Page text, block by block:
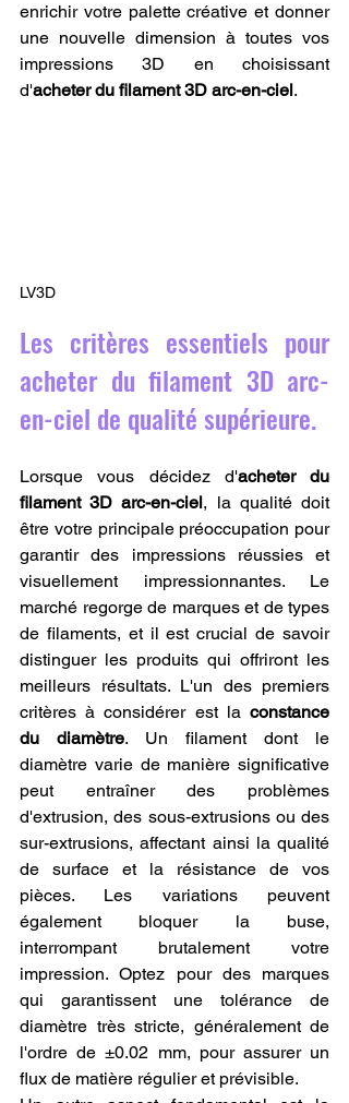
enrichir votre palette créative et donner
une nouvelle dimension à toutes vos
impressions 3D en choisissant
d'acheter du filament 3D arc-en-ciel.
LV3D
Les critères essentiels pour
acheter du filament 3D arc-
en-ciel de qualité supérieure.
Lorsque vous décidez d'acheter du
filament 3D arc-en-ciel, la qualité doit
être votre principale préoccupation pour
garantir des impressions réussies et
visuellement impressionnantes. Le
marché regorge de marques et de types
de filaments, et il est crucial de savoir
distinguer les produits qui offriront les
meilleurs résultats. L'un des premiers
critères à considérer est la constance
du diamètre. Un filament dont le
diamètre varie de manière significative
peut entraîner des problèmes
d'extrusion, des sous-extrusions ou des
sur-extrusions, affectant ainsi la qualité
de surface et la résistance de vos
pièces. Les variations peuvent
également bloquer la buse,
interrompant brutalement votre
impression. Optez pour des marques
qui garantissent une tolérance de
diamètre très stricte, généralement de
l'ordre de ±0.02 mm, pour assurer un
flux de matière régulier et prévisible.